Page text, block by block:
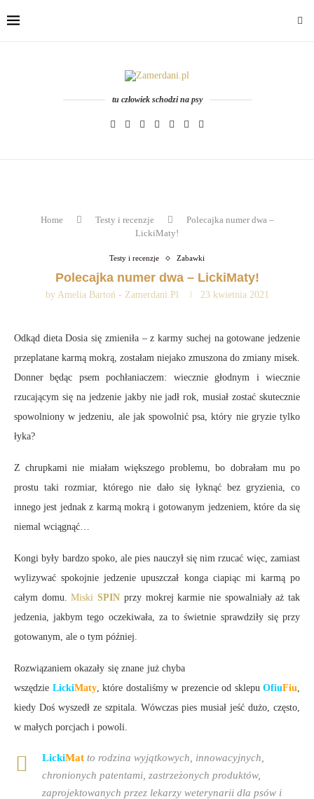
tu człowiek schodzi na psy
Home Testy i recenzje
Polecajka numer dwa –
LickiMaty!
Testy i recenzje Zabawki
Polecajka numer dwa – LickiMaty!
by Amelia Bartoń - Zamerdani.pl 23 kwietnia 2021
Odkąd dieta Dosia się zmieniła – z karmy suchej na gotowane jedzenie
przeplatane karmą mokrą, zostałam niejako zmuszona do zmiany misek.
Donner będąc psem pochłaniaczem: wiecznie głodnym i wiecznie
rzucającym się na jedzenie jakby nie jadł rok, musiał zostać skutecznie
spowolniony w jedzeniu, ale jak spowolnić psa, który nie gryzie tylko
łyka?
Z chrupkami nie miałam większego problemu, bo dobrałam mu po
prostu taki rozmiar, którego nie dało się łyknąć bez gryzienia, co
innego jest jednak z karmą mokrą i gotowanym jedzeniem, które da się
niemal wciągnąć…
Kongi były bardzo spoko, ale pies nauczył się nim rzucać więc, zamiast
wylizywać spokojnie jedzenie upuszczał konga ciapiąc mi karmą po
całym domu.MiskiSPIN przy mokrej karmie nie spowalniały aż tak
jedzenia, jakbym tego oczekiwała, za to świetnie sprawdziły się przy
gotowanym, ale o tym później.
Rozwiązaniem okazały się znane już chyba
wszędzie LickiMaty, które dostaliśmy w prezencie od sklepu OfiuFiu,
kiedy Doś wyszedł ze szpitala. Wówczas pies musiał jeść dużo, często,
w małych porcjach i powoli.
LickiMat to rodzina wyjątkowych, innowacyjnych,
chronionych patentami, zastrzeżonych produktów,
zaprojektowanych przez lekarzy weterynarii dla psów i